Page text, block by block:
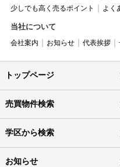
少しでも高く売るポイント
よく
当社について
会社案内 お知らせ 代表挨拶
トップページ
売買物件検索
学区から検索
お知らせ